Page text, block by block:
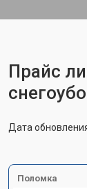
Прайс
Дата
Поломка